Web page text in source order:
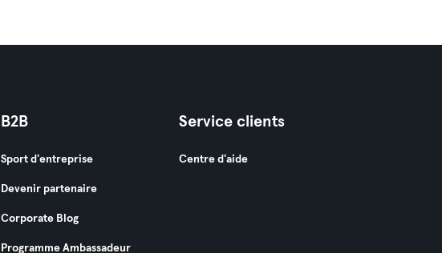
B2B
Sport d'entreprise
Devenir partenaire
Corporate Blog
Programme Ambassadeur
Service clients
Centre d'aide